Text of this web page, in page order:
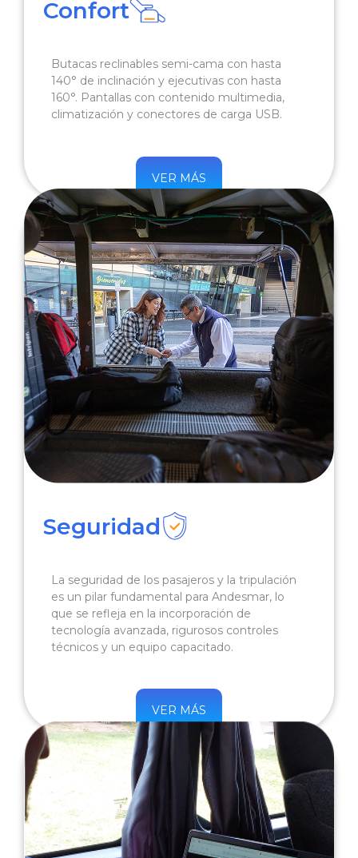
Confort
Butacas reclinables semi-cama con hasta
140° de inclinación y ejecutivas con hasta
160°. Pantallas con contenido multimedia,
climatización y conectores de carga USB.
VER MÁS
Seguridad
La seguridad de los pasajeros y la tripulación
es un pilar fundamental para Andesmar, lo
que se refleja en la incorporación de
tecnología avanzada, rigurosos controles
técnicos y un equipo capacitado.
VER MÁS